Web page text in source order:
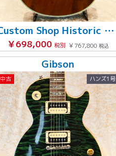
Custom Shop Historic Collection 1957 Les Paul Custom
￥698,000 税別 ￥767,800 税込
Gibson
中古 ハンズ1号